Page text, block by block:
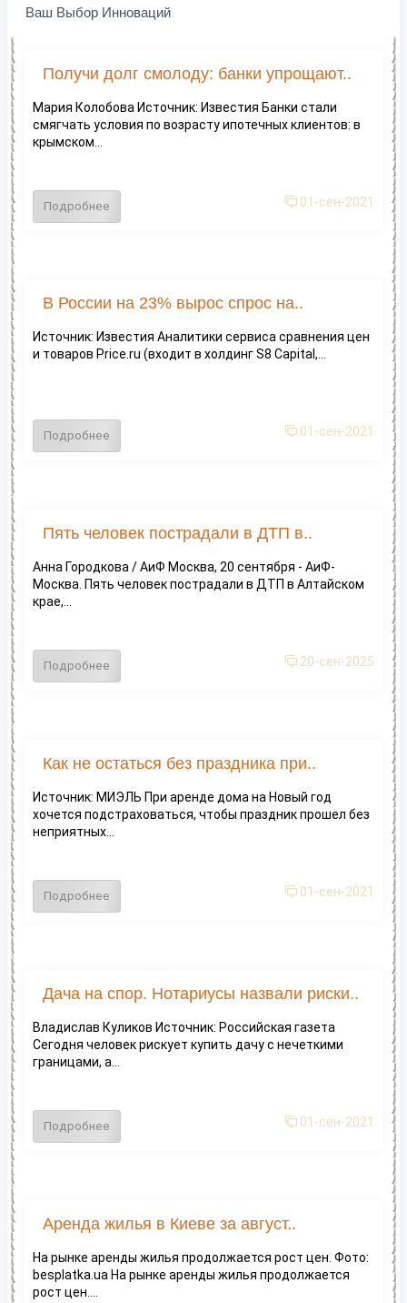
Ваш Выбор Инноваций
Получи долг смолоду: банки упрощают..
Мария Колобова Источник: Известия Банки стали
смягчать условия по возрасту ипотечных клиентов: в
крымском...
Подробнее 01-сен-2021
В России на 23% вырос спрос на..
Источник: Известия Аналитики сервиса сравнения цен
и товаров Price.ru (входит в холдинг S8 Capital,...
Подробнее 01-сен-2021
Пять человек пострадали в ДТП в..
Анна Городкова / АиФ Москва, 20 сентября - АиФ-
Москва. Пять человек пострадали в ДТП в Алтайском
крае,...
Подробнее 20-сен-2025
Как не остаться без праздника при..
Источник: МИЭЛЬ При аренде дома на Новый год
хочется подстраховаться, чтобы праздник прошел без
неприятных...
Подробнее 01-сен-2021
Дача на спор. Нотариусы назвали риски..
Владислав Куликов Источник: Российская газета
Сегодня человек рискует купить дачу с нечеткими
границами, а...
Подробнее 01-сен-2021
Аренда жилья в Киеве за август..
На рынке аренды жилья продолжается рост цен. Фото:
besplatka.ua На рынке аренды жилья продолжается
рост цен....